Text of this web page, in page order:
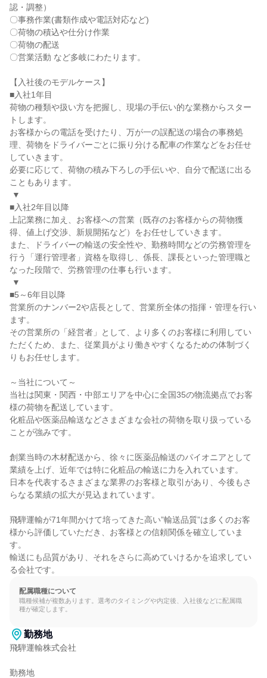
認・調整）
〇事務作業(書類作成や電話対応など)
〇荷物の積込や仕分け作業
〇荷物の配送
〇営業活動 など多岐にわたります。
【入社後のモデルケース】
■入社1年目
荷物の種類や扱い方を把握し、現場の手伝い的な業務からスター
トします。
お客様からの電話を受けたり、万が一の誤配送の場合の事務処
理、荷物をドライバーごとに振り分ける配車の作業などをお任せ
していきます。
必要に応じて、荷物の積み下ろしの手伝いや、自分で配送に出る
こともあります。
■入社2年目以降
上記業務に加え、お客様への営業（既存のお客様からの荷物獲
得、値上げ交渉、新規開拓など）をお任せしていきます。
また、ドライバーの輸送の安全性や、勤務時間などの労務管理を
行う「運行管理者」資格を取得し、係長、課長といった管理職と
なった段階で、労務管理の仕事も行います。
■5～6年目以降
営業所のナンバー2や店長として、営業所全体の指揮・管理を行い
ます。
その営業所の「経営者」として、より多くのお客様に利用してい
ただくため、また、従業員がより働きやすくなるための体制づく
りもお任せします。
～当社について～
当社は関東・関西・中部エリアを中心に全国35の物流拠点でお客
様の荷物を配送しています。
化粧品や医薬品輸送などさまざまな会社の荷物を取り扱っている
ことが強みです。
創業当時の木材配送から、徐々に医薬品輸送のパイオニアとして
業績を上げ、近年では特に化粧品の輸送に力を入れています。
日本を代表するさまざまな業界のお客様と取引があり、今後もさ
らなる業績の拡大が見込まれています。
飛騨運輸が71年間かけて培ってきた高い”輸送品質”は多くのお客
様から評価していただき、お客様との信頼関係を確立していま
す。
輸送にも品質があり、それをさらに高めていけるかを追求してい
る会社です。
配属職種について
職種候補が複数あります。選考のタイミングや内定後、入社後などに配属職
種が確定します。
勤務地
飛騨運輸株式会社
勤務地